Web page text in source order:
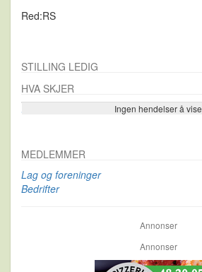
Red:RS
STILLING LEDIG
HVA SKJER
Ingen hendelser å vise
Se flere…
MEDLEMMER
Lag og foreninger
Bedrifter
Annonser
Annonser